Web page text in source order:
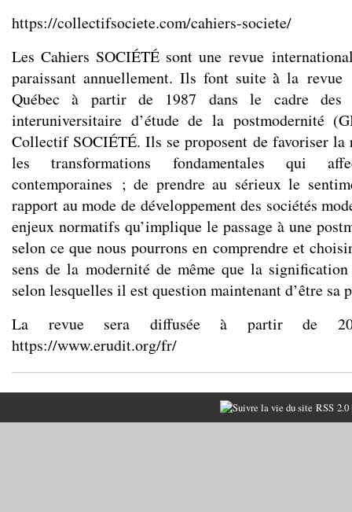
https://collectifsociete.com/cahiers-societe/
Les Cahiers SOCIÉTÉ sont une revue
paraissant annuellement. Ils font suite à̀ la revue
Québec à partir de 1987 dans le cadre des
interuniversitaire d’étude de la postmodernité
Collectif SOCIÉTÉ. Ils se proposent de favoriser la
les transformations fondamentales qui
contemporaines ; de prendre au sérieux le
rapport au mode de développement des sociétés
enjeux normatifs qu’implique le passage à une
selon ce que nous pourrons en comprendre et
sens de la modernité de même que la
selon lesquelles il est question maintenant d’être sa
La revue sera diffusée à partir de
https://www.erudit.org/fr/
RSS 2.0